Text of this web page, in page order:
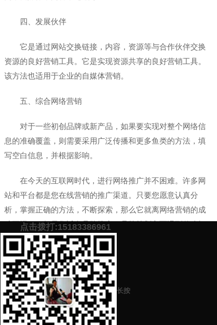
四、发展伙伴
它是通过网站交换链接，内容，资源等与合作伙伴交换
资源的良好营销工具。它是实现资源共享的良好营销工具。
该方法也适用于企业的自媒体营销。
五、综合网络营销
对于一些初创品牌或新产品，如果要实现对整个网络信
息的准确覆盖，则需要采用广泛传播和更多鱼类的方法，填
写空白信息，并根据影响。
在今天的互联网时代，进行网络推广并不困难。许多网
站和平台都是您在线营销的推广渠道。只要您愿意认真分
析，掌握正确的方法，不断探索，那么它就离网络营销的成
功不远了！如果您近在品牌推广、品牌策划方面遇到什么问
题的话，加下面微信，肖乐策划免费提供高效的
广方案。
预约营销老师 添加微信号：scyxch
案！
上一篇：怎么推广公司网站（网站推广方法来这里）
点击拨打:15183386961
长按